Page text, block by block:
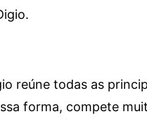
reúne todas as
forma, compete